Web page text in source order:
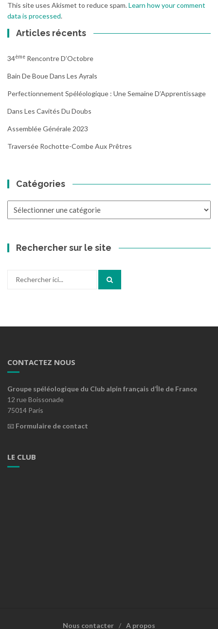
This site uses Akismet to reduce spam.Learn how your comment
data is processed.
Articles récents
34Ème Rencontre D’Octobre
Bain De Boue Dans Les Ayrals
Perfectionnement Spéléologique : Une Semaine D’Apprentissage
Dans Les Cavités Du Doubs
Assemblée Générale 2023
Traversée Rochotte-Combe Aux Prêtres
Catégories
Rechercher sur le site
CONTACTEZ NOUS
Groupe spéléologique du Club alpin français d’Île de France
12 rue Boissonade
75014 Paris
📧 Formulaire de contact
LE CLUB
Nous contacter A propos